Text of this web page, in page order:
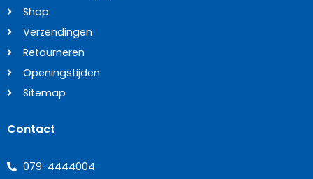
Shop
Verzendingen
Retourneren
Openingstijden
Sitemap
Contact
079-4444004